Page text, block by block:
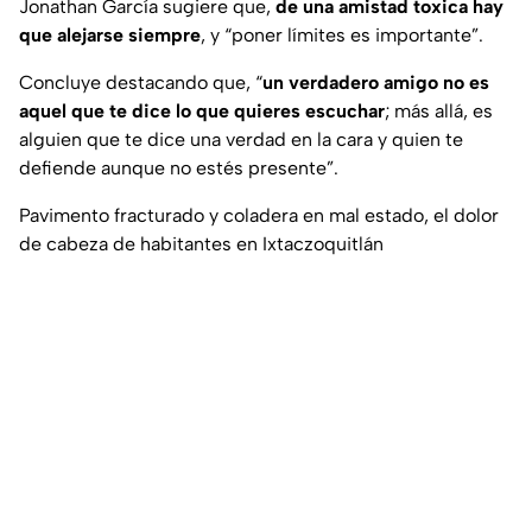
Jonathan García sugiere que, de una amistad toxica hay
que alejarse siempre, y “poner límites es importante”.
Concluye destacando que, “un verdadero amigo no es
aquel que te dice lo que quieres escuchar; más allá, es
alguien que te dice una verdad en la cara y quien te
defiende aunque no estés presente”.
Pavimento fracturado y coladera en mal estado, el dolor
de cabeza de habitantes en Ixtaczoquitlán